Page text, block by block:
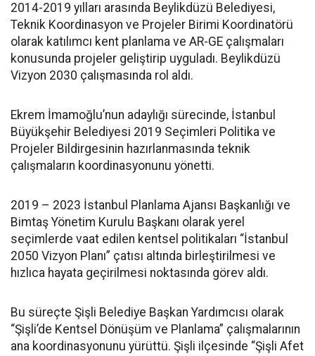
2014-2019 yılları arasında Beylikdüzü Belediyesi,
Teknik Koordinasyon ve Projeler Birimi Koordinatörü
olarak katılımcı kent planlama ve AR-GE çalışmaları
konusunda projeler geliştirip uyguladı. Beylikdüzü
Vizyon 2030 çalışmasında rol aldı.
Ekrem İmamoğlu’nun adaylığı sürecinde, İstanbul
Büyükşehir Belediyesi 2019 Seçimleri Politika ve
Projeler Bildirgesinin hazırlanmasında teknik
çalışmaların koordinasyonunu yönetti.
2019 – 2023 İstanbul Planlama Ajansı Başkanlığı ve
Bimtaş Yönetim Kurulu Başkanı olarak yerel
seçimlerde vaat edilen kentsel politikaları “İstanbul
2050 Vizyon Planı” çatısı altında birleştirilmesi ve
hızlıca hayata geçirilmesi noktasında görev aldı.
Bu süreçte Şişli Belediye Başkan Yardımcısı olarak
“Şişli’de Kentsel Dönüşüm ve Planlama” çalışmalarının
ana koordinasyonunu yürüttü. Şişli ilçesinde “Şişli Afet